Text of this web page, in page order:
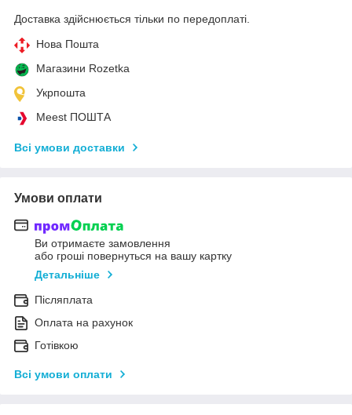
Доставка здійснюється тільки по передоплаті.
Нова Пошта
Магазини Rozetka
Укрпошта
Meest ПОШТА
Всі умови доставки
Умови оплати
Ви отримаєте замовлення
або гроші повернуться на вашу картку
Детальніше
Післяплата
Оплата на рахунок
Готівкою
Всі умови оплати